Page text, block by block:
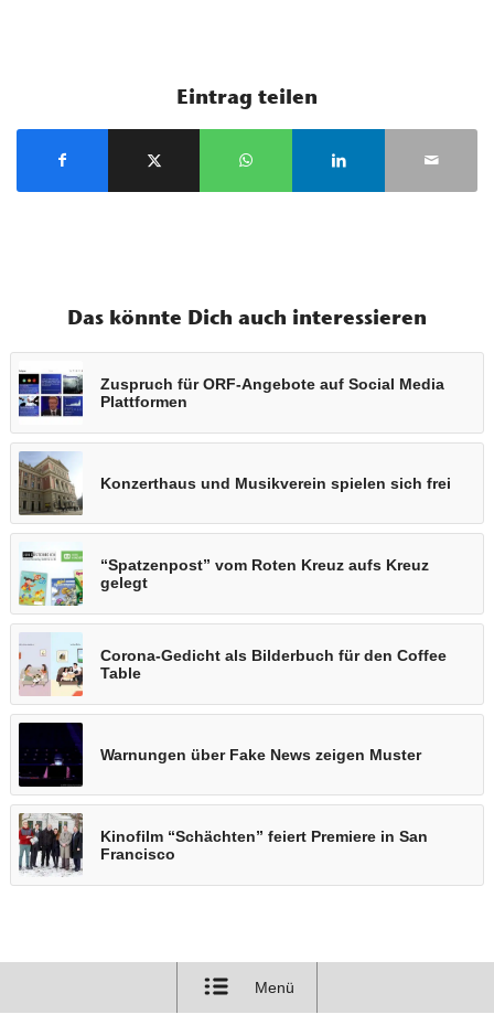
Eintrag teilen
Das könnte Dich auch interessieren
Zuspruch für ORF-Angebote auf Social Media
Plattformen
Konzerthaus und Musikverein spielen sich frei
“Spatzenpost” vom Roten Kreuz aufs Kreuz
gelegt
Corona-Gedicht als Bilderbuch für den Coffee
Table
Warnungen über Fake News zeigen Muster
Kinofilm “Schächten” feiert Premiere in San
Francisco
Menü